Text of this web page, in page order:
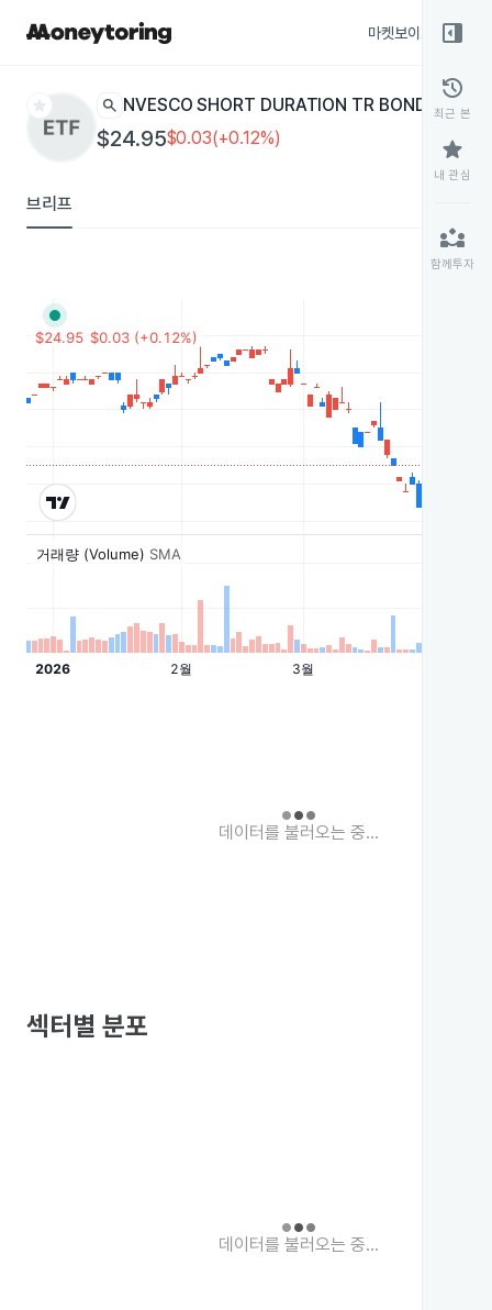
마켓보이스
star search INVESCO SHORT DURATION TR BOND GTOS ETF
$24.95$0.03(+0.12%)
브리프
right_panel_open
history
최근 본
star
내 관심
partner_exchange
함께투자